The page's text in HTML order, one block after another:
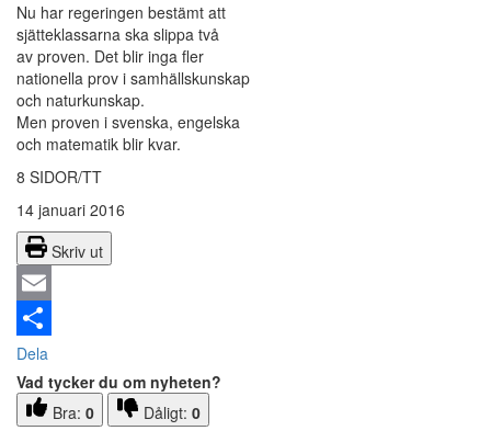
Nu har regeringen bestämt att
sjätteklassarna ska slippa två
av proven. Det blir inga fler
nationella prov i samhällskunskap
och naturkunskap.
Men proven i svenska, engelska
och matematik blir kvar.
8 SIDOR/TT
14 januari 2016
Skriv ut
Email
Dela
Vad tycker du om nyheten?
Bra: 0 Dåligt: 0